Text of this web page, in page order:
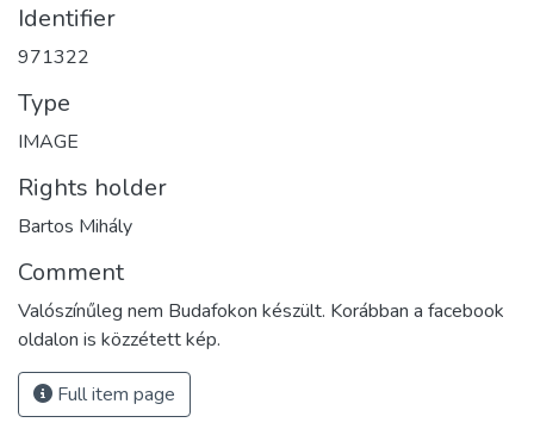
Identifier
971322
Type
IMAGE
Rights holder
Bartos Mihály
Comment
Valószínűleg nem Budafokon készült. Korábban a facebook
oldalon is közzétett kép.
Full item page